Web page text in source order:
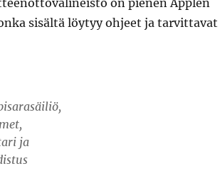
sisältä löytyy ohjeet ja tarvittavat
ja